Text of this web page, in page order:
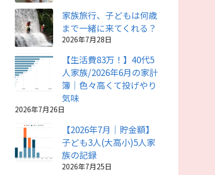
家族旅行、子どもは何歳
まで一緒に来てくれる？
2026年7月28日
【生活費83万！】40代5
人家族/2026年6月の家計
簿｜色々高くて投げやり
気味
2026年7月26日
【2026年7月｜貯金額】
子ども3人(大高小)5人家
族の記録
2026年7月25日